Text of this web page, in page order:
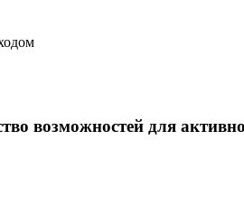
возможностей для